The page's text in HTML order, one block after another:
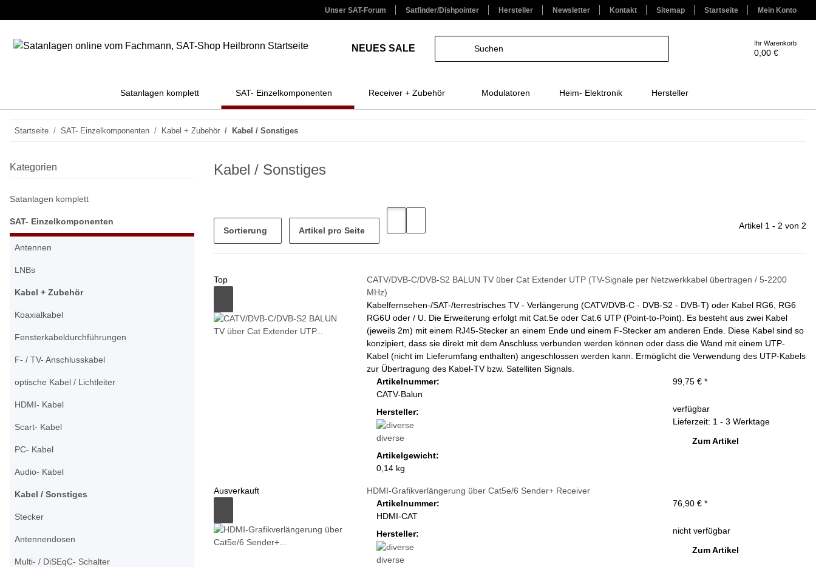
Unser SAT-Forum Satfinder/Dishpointer Hersteller Newsletter Kontakt Sitemap Startseite Mein Konto
NEUES SALE
Ihr Warenkorb
0,00 €
Satanlagen komplett SAT- Einzelkomponenten Receiver + Zubehör Modulatoren Heim- Elektronik Hersteller
Startseite SAT- Einzelkomponenten Kabel + Zubehör Kabel / Sonstiges
Kabel / Sonstiges
Sortierung Artikel pro Seite
Artikel 1 - 2 von 2
Top
CATV/DVB-C/DVB-S2 BALUN TV über Cat Extender UTP (TV-Signale per Netzwerkkabel übertragen / 5-2200
MHz)
Kabelfernsehen-/SAT-/terrestrisches TV - Verlängerung (CATV/DVB-C - DVB-S2 - DVB-T) oder Kabel RG6, RG6
RG6U oder / U. Die Erweiterung erfolgt mit Cat.5e oder Cat.6 UTP (Point-to-Point). Es besteht aus zwei Kabel
(jeweils 2m) mit einem RJ45-Stecker an einem Ende und einem F-Stecker am anderen Ende. Diese Kabel sind so
konzipiert, dass sie direkt mit dem Anschluss verbunden werden können oder dass die Wand mit einem UTP-
Kabel (nicht im Lieferumfang enthalten) angeschlossen werden kann. Ermöglicht die Verwendung des UTP-Kabels
zur Übertragung des Kabel-TV bzw. Satelliten Signals.
Artikelnummer:
CATV-Balun
Hersteller:
diverse
Artikelgewicht:
0,14 kg
99,75 € *
verfügbar
Lieferzeit: 1 - 3 Werktage
Zum Artikel
Ausverkauft
HDMI-Grafikverlängerung über Cat5e/6 Sender+ Receiver
Artikelnummer:
HDMI-CAT
Hersteller:
diverse
76,90 € *
nicht verfügbar
Zum Artikel
Kategorien
Satanlagen komplett
SAT- Einzelkomponenten
Antennen
LNBs
Kabel + Zubehör
Koaxialkabel
Fensterkabeldurchführungen
F- / TV- Anschlusskabel
optische Kabel / Lichtleiter
HDMI- Kabel
Scart- Kabel
PC- Kabel
Audio- Kabel
Kabel / Sonstiges
Stecker
Antennendosen
Multi- / DiSEqC- Schalter